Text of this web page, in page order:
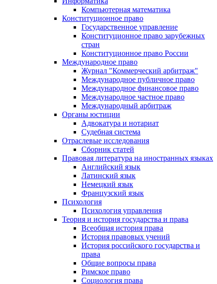
Компьютерная математика
Конституционное право
Государственное управление
Конституционное право зарубежных
стран
Конституционное право России
Международное право
Журнал "Коммерческий арбитраж"
Международное публичное право
Международное финансовое право
Международное частное право
Международный арбитраж
Органы юстиции
Адвокатура и нотариат
Судебная система
Отраслевые исследования
Сборник статей
Правовая литература на иностранных языках
Английский язык
Латинский язык
Немецкий язык
Французский язык
Психология
Психология управления
Теория и история государства и права
Всеобщая история права
История правовых учений
История российского государства и
права
Общие вопросы права
Римское право
Социология права